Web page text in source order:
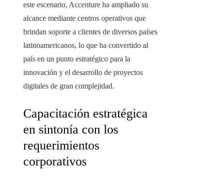
este escenario, Accenture ha ampliado su
alcance mediante centros operativos que
brindan soporte a clientes de diversos países
latinoamericanos, lo que ha convertido al
país en un punto estratégico para la
innovación y el desarrollo de proyectos
digitales de gran complejidad.
Capacitación estratégica
en sintonía con los
requerimientos
corporativos